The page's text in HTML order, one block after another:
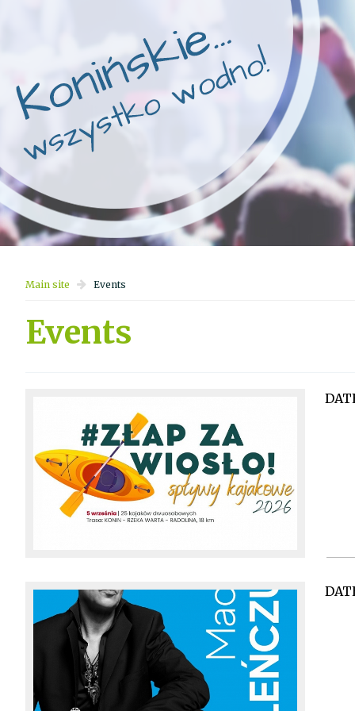
Main site Events
Events